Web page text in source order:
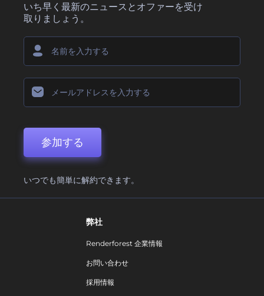
いち早く最新のニュースとオファーを受け
取りましょう。
参加する
いつでも簡単に解約できます。
弊社
Renderforest 企業情報
お問い合わせ
採用情報